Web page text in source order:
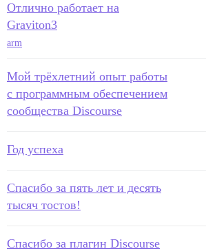
Отлично работает на
Graviton3
arm
Мой трёхлетний опыт работы
с программным обеспечением
сообщества Discourse
Год успеха
Спасибо за пять лет и десять
тысяч тостов!
Спасибо за плагин Discourse